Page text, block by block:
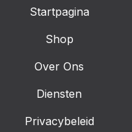
Startpagina
Shop
Over Ons
Diensten
Privacybeleid